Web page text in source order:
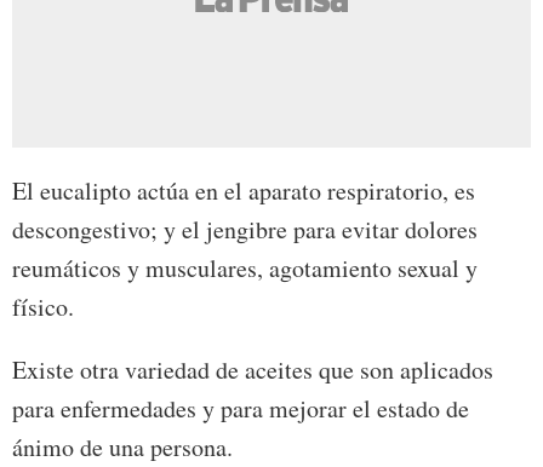
El eucalipto actúa en el aparato respiratorio, es
descongestivo; y el jengibre para evitar dolores
reumáticos y musculares, agotamiento sexual y
físico.
Existe otra variedad de aceites que son aplicados
para enfermedades y para mejorar el estado de
ánimo de una persona.